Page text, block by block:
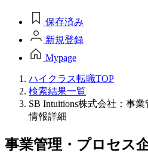
保存済み
新規登録
Mypage
ハイクラス転職TOP
検索結果一覧
SB Intuitions株式会社：事
情報詳細
事業管理・プロセス